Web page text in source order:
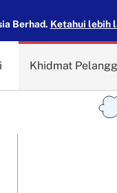
Berhad. Ketahui lebih
Khidmat